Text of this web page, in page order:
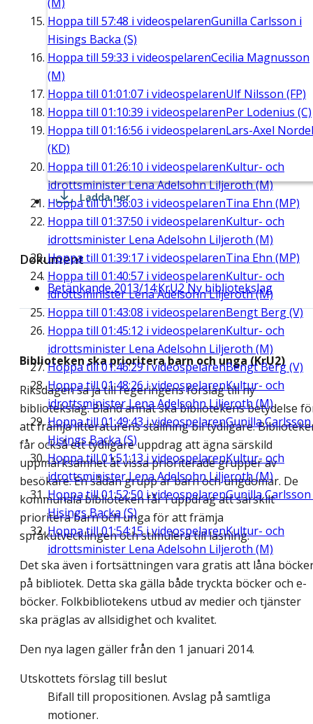
Hoppa till 57:48 i videospelarenGunilla Carlsson i
Hisings Backa (S)
Hoppa till 59:33 i videospelarenCecilia Magnusson
(M)
Hoppa till 01:01:07 i videospelarenUlf Nilsson (FP)
Hoppa till 01:10:39 i videospelarenPer Lodenius (C)
Hoppa till 01:16:56 i videospelarenLars-Axel
(KD)
Hoppa till 01:26:10 i videospelarenKultur- och
idrottsminister Lena Adelsohn Liljeroth (M)
Hoppa till01:36:03 i videospelarenTina Ehn (MP)
Hoppa till 01:37:50 i videospelarenKultur- och
idrottsminister Lena Adelsohn Liljeroth (M)
Hoppa till 01:39:17 i videospelarenTina Ehn (MP)
Hoppa till 01:40:57 i videospelarenKultur- och
idrottsminister Lena Adelsohn Liljeroth (M)
Hoppa till01:43:08i videospelarenBengt Berg (V)
Hoppa till 01:45:12 i videospelarenKultur- och
idrottsminister Lena Adelsohn Liljeroth (M)
Hoppa till01:46:29i videospelarenBengt Berg (V)
Hoppa till01:48:26i videospelarenKultur- och
idrottsminister Lena Adelsohn Liljeroth (M)
Hoppa till01:49:43i videospelarenGunilla
Hisings Backa (S)
Hoppa till01:51:13i videospelarenKultur- och
idrottsminister Lena Adelsohn Liljeroth (M)
Hoppa till01:52:50 i videospelarenGunilla
Hisings Backa (S)
Hoppa till01:54:15i videospelarenKultur- och
idrottsminister Lena Adelsohn Liljeroth (M)
Ladda ner
Dokument
Betänkande 2013/14:KrU2 Ny bibliotekslag
Biblioteken ska prioritera barn och unga (KrU2)
Riksdagen sa ja till regeringens förslag till ny
bibliotekslag. Bland annat ska bibliotekens betydelse
att främja litteraturens ställning bli tydligare.
får också ett tydligare uppdrag att ägna särskild
uppmärksamhet åt vissa prioriterade grupper av
besökare. En sådan grupp är barn och ungdomar. De
kommunala biblioteken får i uppdrag att särskilt
prioritera barn och unga för att främja
språkutvecklingen och stimulera till läsning.
Det ska även i fortsättningen vara gratis att låna
på bibliotek. Detta ska gälla både tryckta böcker och e-
böcker. Folkbibliotekens utbud av medier och tjänster
ska präglas av allsidighet och kvalitet.
Den nya lagen gäller från den 1 januari 2014.
Utskottets förslag till beslut
Bifall till propositionen. Avslag på samtliga
motioner.